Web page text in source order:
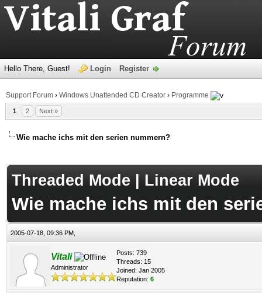
Hello There, Guest! Login Register
Support Forum › Windows Unattended CD Creator › Programme
1 2 Next »
Wie mache ichs mit den serien nummern?
Threaded Mode Linear Mode
Wie mache ichs mit den
2005-07-18, 09:36 PM,
Vitali
Administrator
Posts: 739
Threads: 15
Joined: Jan 2005
Reputation: 6